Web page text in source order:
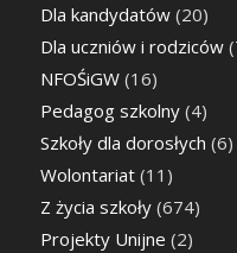
Dla kandydatów(20)
Dla uczniów i rodziców
NFOŚiGW(16)
Pedagog szkolny(4)
Szkoły dla dorosłych (6)
Wolontariat(11)
Z życia szkoły(674)
Projekty Unijne (2)